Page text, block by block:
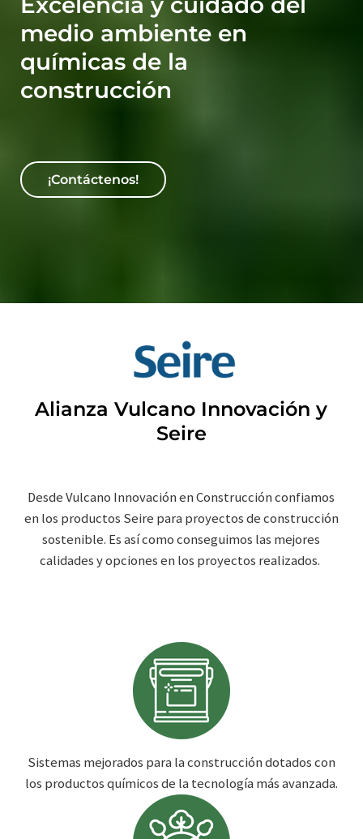
medio ambiente en
químicas de la
construcción
¡Contáctenos!
Alianza Vulcano Innovación y
Seire
Desde Vulcano Innovación en Construcción confiamos
en los productos Seire para proyectos de construcción
sostenible. Es así como conseguimos las mejores
calidades y opciones en los proyectos realizados.
Sistemas mejorados para la construcción dotados con
los productos químicos de la tecnología más avanzada.